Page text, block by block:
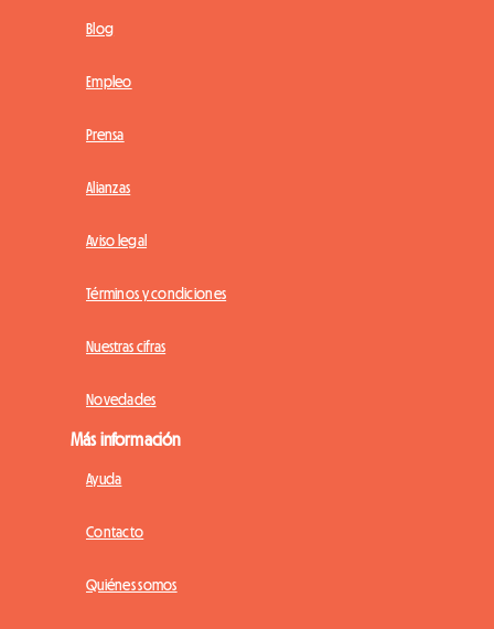
Blog
Empleo
Prensa
Alianzas
Aviso legal
Términos y condiciones
Nuestras cifras
Novedades
Más información
Ayuda
Contacto
Quiénes somos